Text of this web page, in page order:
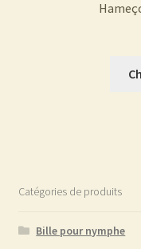
Catégories de produits
Bille pour nymphe